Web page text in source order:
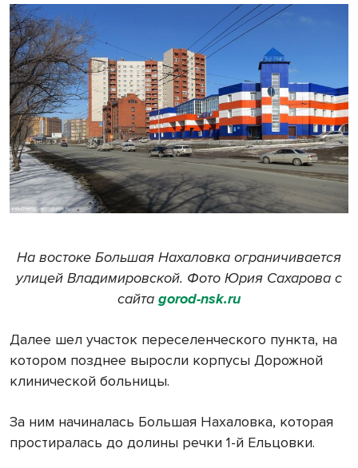
На востоке Большая Нахаловка ограничивается
улицей Владимировской. Фото Юрия Сахарова с
сайта gorod-nsk.ru
Далее шел участок переселенческого пункта, на
котором позднее выросли корпусы Дорожной
клинической больницы.
За ним начиналась Большая Нахаловка, которая
простиралась до долины речки 1-й Ельцовки.